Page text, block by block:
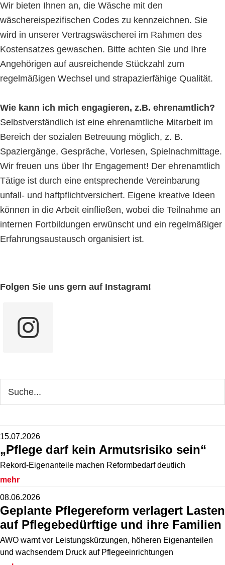
Wir bieten Ihnen an, die Wäsche mit den
wäschereispezifischen Codes zu kennzeichnen. Sie
wird in unserer Vertragswäscherei im Rahmen des
Kostensatzes gewaschen. Bitte achten Sie und Ihre
Angehörigen auf ausreichende Stückzahl zum
regelmäßigen Wechsel und strapazierfähige Qualität.
Wie kann ich mich engagieren, z.B. ehrenamtlich?
Selbstverständlich ist eine ehrenamtliche Mitarbeit im
Bereich der sozialen Betreuung möglich, z. B.
Spaziergänge, Gespräche, Vorlesen, Spielnachmittage.
Wir freuen uns über Ihr Engagement! Der ehrenamtlich
Tätige ist durch eine entsprechende Vereinbarung
unfall- und haftpflichtversichert. Eigene kreative Ideen
können in die Arbeit einfließen, wobei die Teilnahme an
internen Fortbildungen erwünscht und ein regelmäßiger
Erfahrungsaustausch organisiert ist.
Seitenspalte
Folgen Sie uns gern auf Instagram!
durchsuchen
15.07.2026
„Pflege darf kein Armutsrisiko sein“
Rekord-Eigenanteile machen Reformbedarf deutlich
mehr
08.06.2026
Geplante Pflegereform verlagert Lasten
auf Pflegebedürftige und ihre Familien
AWO warnt vor Leistungskürzungen, höheren Eigenanteilen
und wachsendem Druck auf Pflegeeinrichtungen